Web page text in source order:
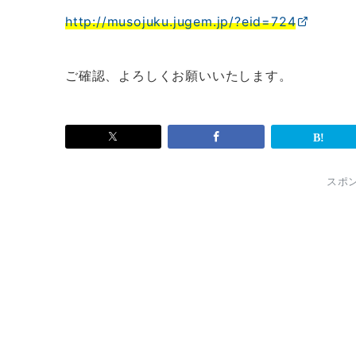
http://musojuku.jugem.jp/?eid=724
ご確認、よろしくお願いいたします。
スポ